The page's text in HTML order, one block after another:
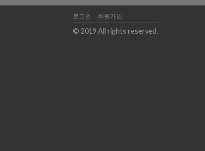
로그인 회원가입
© 2019 All rights reserved.